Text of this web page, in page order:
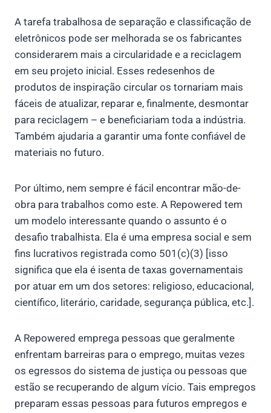
A tarefa trabalhosa de separação e classificação de
eletrônicos pode ser melhorada se os fabricantes
considerarem mais a circularidade e a reciclagem
em seu projeto inicial. Esses redesenhos de
produtos de inspiração circular os tornariam mais
fáceis de atualizar, reparar e, finalmente, desmontar
para reciclagem – e beneficiariam toda a indústria.
Também ajudaria a garantir uma fonte confiável de
materiais no futuro.
Por último, nem sempre é fácil encontrar mão-de-
obra para trabalhos como este. A Repowered tem
um modelo interessante quando o assunto é o
desafio trabalhista. Ela é uma empresa social e sem
fins lucrativos registrada como 501(c)(3) [isso
significa que ela é isenta de taxas governamentais
por atuar em um dos setores: religioso, educacional,
científico, literário, caridade, segurança pública, etc.].
A Repowered emprega pessoas que geralmente
enfrentam barreiras para o emprego, muitas vezes
os egressos do sistema de justiça ou pessoas que
estão se recuperando de algum vício. Tais empregos
preparam essas pessoas para futuros empregos e